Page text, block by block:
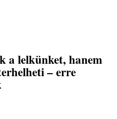
a lelkünket, hanem
– erre